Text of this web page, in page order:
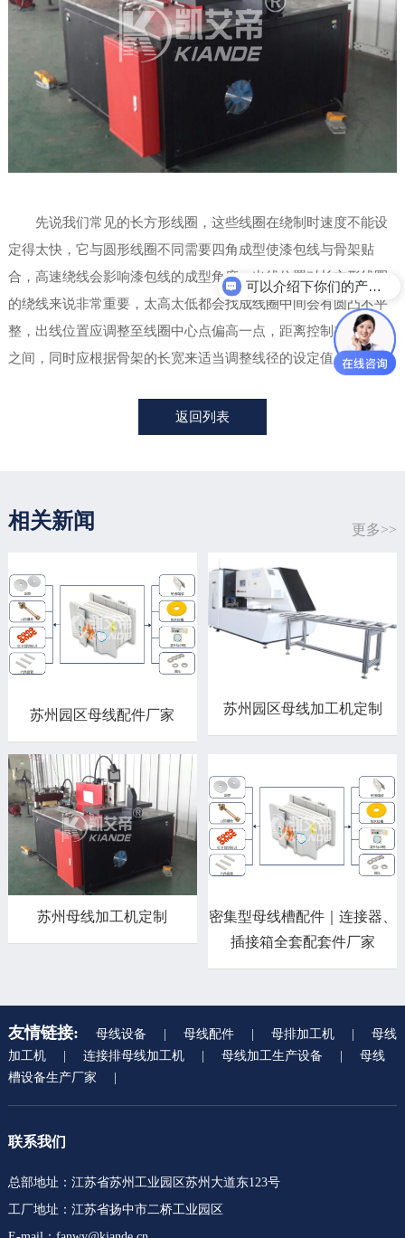
先说我们常见的长方形线圈，这些线圈在绕制时速度不能设
定得太快，它与圆形线圈不同需要四角成型使漆包线与骨架贴
合，高速绕线会影响漆包线的成型角度，出线位置对长方形线圈
的绕线来说非常重要，太高太低都会找成线圈中间会有圆凸不平
整，出线位置应调整至线圈中心点偏高一点，距离控制在8-15cm
之间，同时应根据骨架的长宽来适当调整线径的设定值。
返回列表
更多>>
相关新闻
苏州园区母线配件厂家 苏州园区母线加工机定制
苏州母线加工机定制
密集型母线槽配件｜连接器、
插接箱全套配套件厂家
友情链接: 母线设备 母线配件 母排加工机
母线
加工机
连接排母线加工机 母线加工生产设备
母线
槽设备生产厂家
联系我们
总部地址：江苏省苏州工业园区苏州大道东123号
工厂地址：江苏省扬中市二桥工业园区
可以介绍下你们的产品么？
你们是怎么收费的呢？